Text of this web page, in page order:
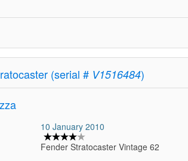
(serial # V1516484)
10 January 2010
Fender Stratocaster Vintage 62